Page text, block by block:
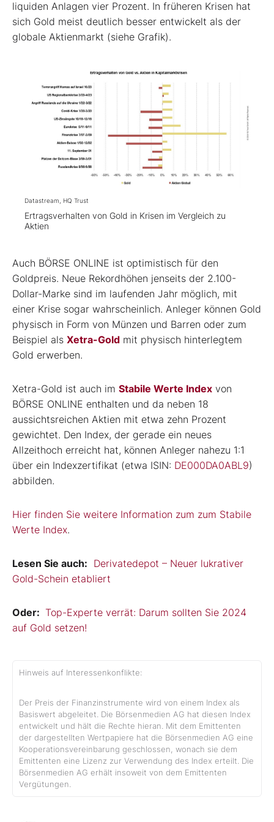
liquiden Anlagen vier Prozent. In früheren Krisen hat
sich Gold meist deutlich besser entwickelt als der
globale Aktienmarkt (siehe Grafik).
Datastream, HQ Trust
Ertragsverhalten von Gold in Krisen im Vergleich zu
Aktien
Auch BÖRSE ONLINE ist optimistisch für den
Goldpreis. Neue Rekordhöhen jenseits der 2.100-
Dollar-Marke sind im laufenden Jahr möglich, mit
einer Krise sogar wahrscheinlich. Anleger können Gold
physisch in Form von Münzen und Barren oder zum
Beispiel als Xetra-Gold mit physisch hinterlegtem
Gold erwerben.
Xetra-Gold ist auch im Stabile Werte Index von
BÖRSE ONLINE enthalten und da neben 18
aussichtsreichen Aktien mit etwa zehn Prozent
gewichtet. Den Index, der gerade ein neues
Allzeithoch erreicht hat, können Anleger nahezu 1:1
über ein Indexzertifikat (etwa ISIN: DE000DA0ABL9)
abbilden.
Hier finden Sie weitere Information zum zum Stabile
Werte Index.
Lesen Sie auch: Derivatedepot – Neuer lukrativer
Gold-Schein etabliert
Oder: Top-Experte verrät: Darum sollten Sie 2024
auf Gold setzen!
Hinweis auf Interessenkonflikte:
Der Preis der Finanzinstrumente wird von einem Index als
Basiswert abgeleitet. Die Börsenmedien AG hat diesen Index
entwickelt und hält die Rechte hieran. Mit dem Emittenten
der dargestellten Wertpapiere hat die Börsenmedien AG eine
Kooperationsvereinbarung geschlossen, wonach sie dem
Emittenten eine Lizenz zur Verwendung des Index erteilt. Die
Börsenmedien AG erhält insoweit von dem Emittenten
Vergütungen.